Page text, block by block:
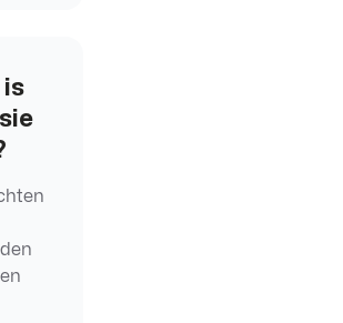
is